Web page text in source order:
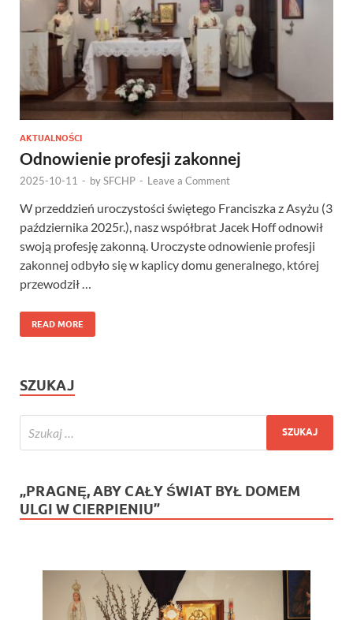
AKTUALNOŚCI
Odnowienie profesji zakonnej
2025-10-11 - bySFCHP - Leave a Comment
W przeddzień uroczystości świętego Franciszka z Asyżu (3
października 2025r.), nasz współbrat Jacek Hoff odnowił
swoją profesję zakonną. Uroczyste odnowienie profesji
zakonnej odbyło się w kaplicy domu generalnego, której
przewodził …
READ MORE
SZUKAJ
„PRAGNĘ, ABY CAŁY ŚWIAT BYŁ DOMEM
ULGI W CIERPIENIU”